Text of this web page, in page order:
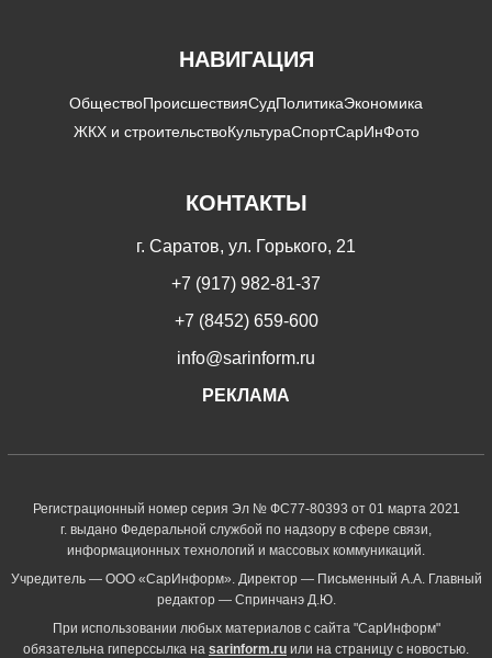
НАВИГАЦИЯ
ОбществоПроисшествияСудПолитикаЭкономика
ЖКХ и строительствоКультураСпортСарИнФото
КОНТАКТЫ
г. Саратов, ул. Горького, 21
+7 (917) 982-81-37
+7 (8452) 659-600
info@sarinform.ru
РЕКЛАМА
Регистрационный номер серия Эл № ФС77-80393 от 01 марта 2021
г. выдано Федеральной службой по надзору в сфере связи,
информационных технологий и массовых коммуникаций.
Учредитель — ООО «СарИнформ». Директор — Письменный А.А. Главный
редактор — Спринчанэ Д.Ю.
При использовании любых материалов с сайта "СарИнформ"
обязательна гиперссылка на sarinform.ru или на страницу с новостью.